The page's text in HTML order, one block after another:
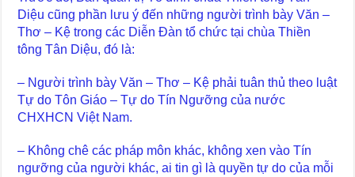
Diệu cũng phần lưu ý đến những người trình bày Văn –
Thơ – Kệ trong các Diễn Đàn tổ chức tại chùa Thiền
tông Tân Diệu, đó là:
– Người trình bày Văn – Thơ – Kệ phải tuân thủ theo luật
Tự do Tôn Giáo – Tự do Tín Ngưỡng của nước
CHXHCN Việt Nam.
– Không chê các pháp môn khác, không xen vào Tín
ngưỡng của người khác, ai tin gì là quyền tự do của mỗi